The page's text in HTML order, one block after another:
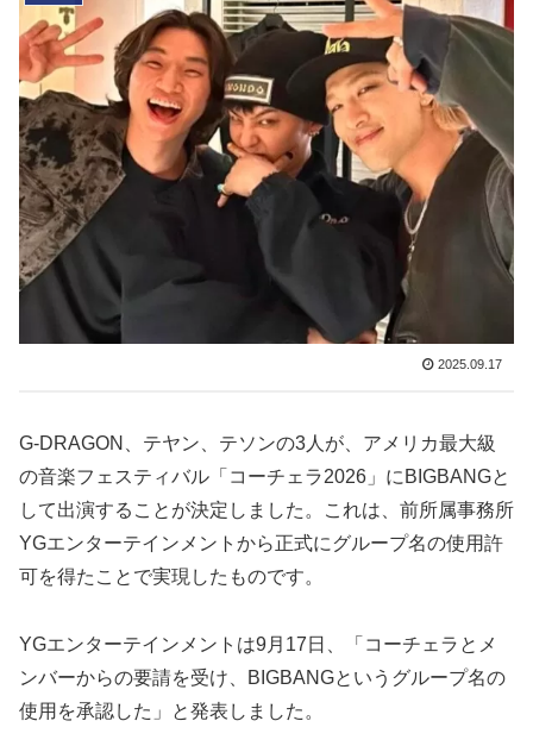
2025.09.17
G-DRAGON、テヤン、テソンの3人が、アメリカ最大級
の音楽フェスティバル「コーチェラ2026」にBIGBANGと
して出演することが決定しました。これは、前所属事務所
YGエンターテインメントから正式にグループ名の使用許
可を得たことで実現したものです。
YGエンターテインメントは9月17日、「コーチェラとメ
ンバーからの要請を受け、BIGBANGというグループ名の
使用を承認した」と発表しました。